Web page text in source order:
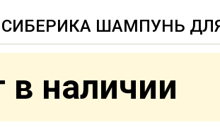
СИБЕРИКА ШАМПУНЬ
в наличии